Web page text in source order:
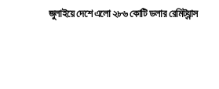
জুলাইয়ে দেশে এলো ২৮৬ কোটি ডলার রেমিট্যান্স